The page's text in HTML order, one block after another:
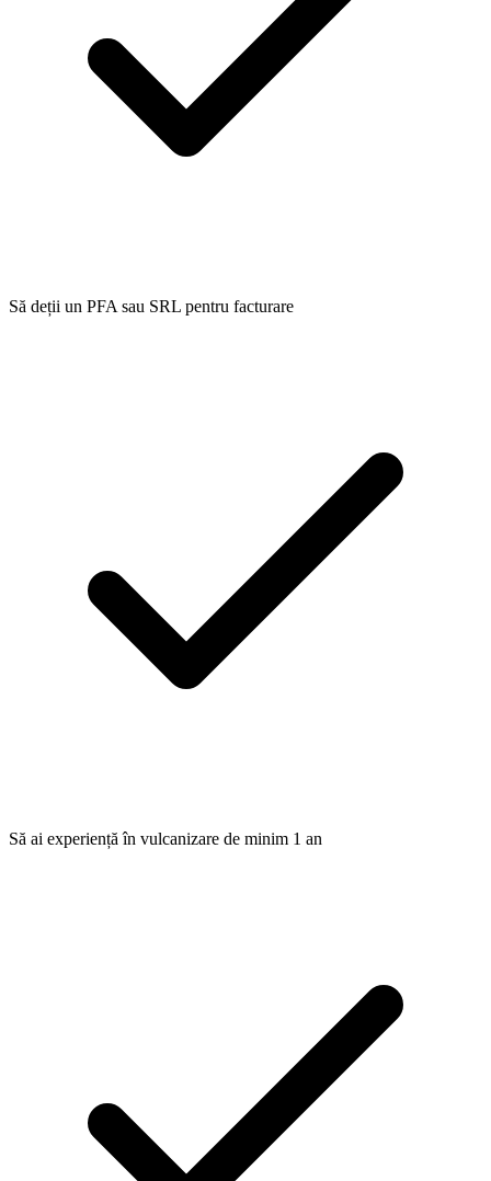
Să deții un PFA sau SRL pentru facturare
Să ai experiență în vulcanizare de minim 1 an